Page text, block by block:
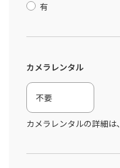
有
カメラレンタル
カメラレンタルの詳細は、